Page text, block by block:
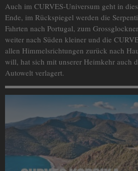
Auch im CURVES-Universum geht in
Ende, im Rückspiegel werden die
Fahrten nach Portugal, zum
weiter nach Süden kleiner und die
allen Himmelsrichtungen zurück nach
will, hat sich mit unserer Heimkehr auch
Autowelt verlagert.